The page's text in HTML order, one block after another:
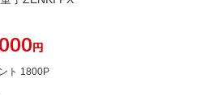
円
ト 1800P